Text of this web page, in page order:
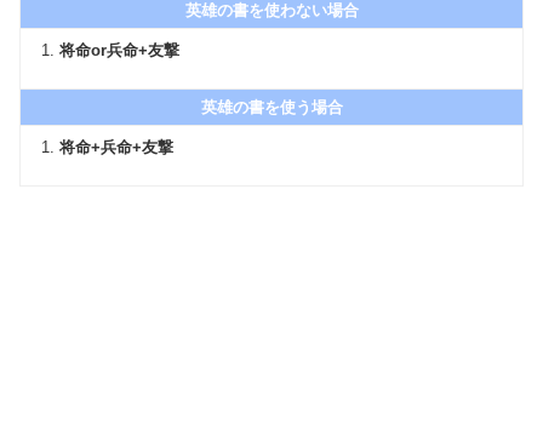
英雄の書を使わない場合
将命or兵命+友撃
英雄の書を使う場合
将命+兵命+友撃